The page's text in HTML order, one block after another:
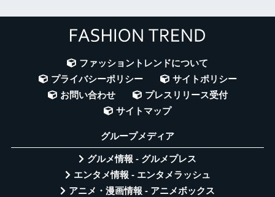
ファッショントレンドについて
プライバシーポリシー
サイトポリシー
お問い合わせ
プレスリリース受付
サイトマップ
グループメディア
グルメ情報 - グルメプレス
エンタメ情報 - エンタメラッシュ
アニメ・漫画情報 - アニメボックス